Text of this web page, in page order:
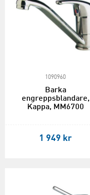
1090960
Barka
engreppsblandare,
Kappa, MM6700
1 949 kr